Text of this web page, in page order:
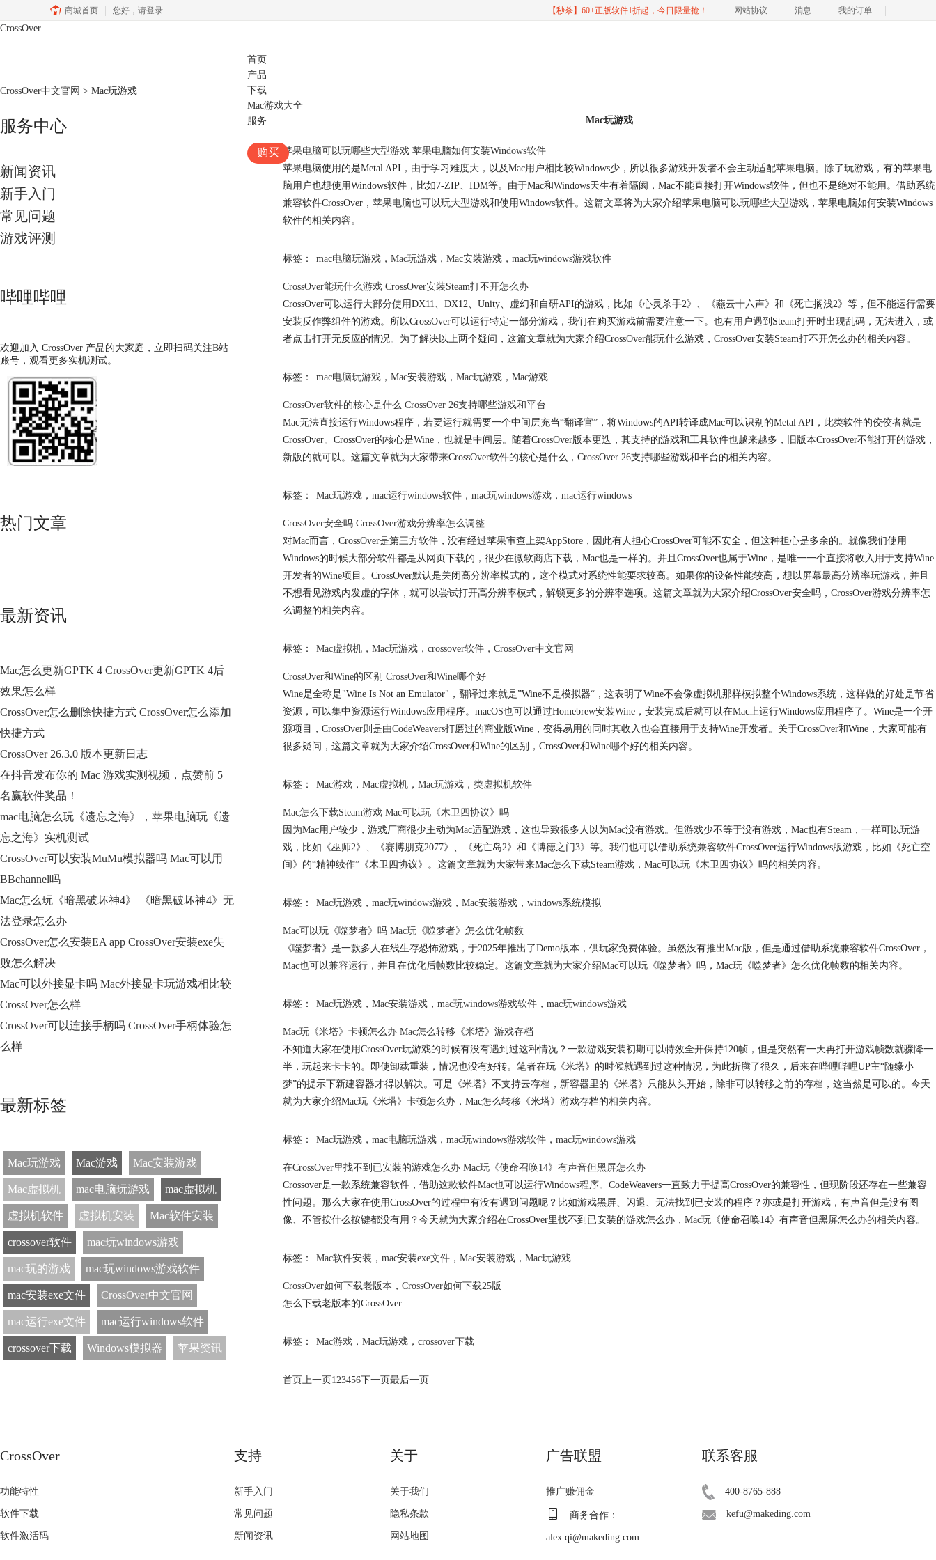
商城首页 您好， 请登录 【秒杀】60+正版软件1折起，今日限量抢！ 网站协议 消息 我的订单
CrossOver
首页
产品
下载
Mac游戏大全
服务
购买
CrossOver中文官网 > Mac玩游戏
服务中心
新闻资讯
新手入门
常见问题
游戏评测
哔哩哔哩
欢迎加入 CrossOver 产品的大家庭，立即扫码关注B站
账号，观看更多实机测试。
热门文章
最新资讯
Mac怎么更新GPTK 4 CrossOver更新GPTK 4后
效果怎么样
CrossOver怎么删除快捷方式 CrossOver怎么添加
快捷方式
CrossOver 26.3.0 版本更新日志
在抖音发布你的 Mac 游戏实测视频，点赞前 5
名赢软件奖品！
mac电脑怎么玩《遗忘之海》，苹果电脑玩《遗
忘之海》实机测试
CrossOver可以安装MuMu模拟器吗 Mac可以用
BBchannel吗
Mac怎么玩《暗黑破坏神4》 《暗黑破坏神4》无
法登录怎么办
CrossOver怎么安装EA app CrossOver安装exe失
败怎么解决
Mac可以外接显卡吗 Mac外接显卡玩游戏相比较
CrossOver怎么样
CrossOver可以连接手柄吗 CrossOver手柄体验怎
么样
最新标签
Mac玩游戏 Mac游戏 Mac安装游戏
Mac虚拟机 mac电脑玩游戏 mac虚拟机
虚拟机软件 虚拟机安装 Mac软件安装
crossover软件 mac玩windows游戏
mac玩的游戏 mac玩windows游戏软件
mac安装exe文件 CrossOver中文官网
mac运行exe文件 mac运行windows软件
crossover下载 Windows模拟器 苹果资讯
Mac玩游戏
苹果电脑可以玩哪些大型游戏 苹果电脑如何安装Windows软件
苹果电脑使用的是Metal API，由于学习难度大，以及Mac用户相比较Windows少，所以很多游戏开发者不会主动适配苹果电脑。除了玩游戏，有的苹果电
脑用户也想使用Windows软件，比如7-ZIP、IDM等。由于Mac和Windows天生有着隔阂，Mac不能直接打开Windows软件，但也不是绝对不能用。借助系统
兼容软件CrossOver，苹果电脑也可以玩大型游戏和使用Windows软件。这篇文章将为大家介绍苹果电脑可以玩哪些大型游戏，苹果电脑如何安装Windows
软件的相关内容。
标签： mac电脑玩游戏 ， Mac玩游戏 ， Mac安装游戏 ， mac玩windows游戏软件
CrossOver能玩什么游戏 CrossOver安装Steam打不开怎么办
CrossOver可以运行大部分使用DX11、DX12、Unity、虚幻和自研API的游戏，比如《心灵杀手2》、《燕云十六声》和《死亡搁浅2》等，但不能运行需要
安装反作弊组件的游戏。所以CrossOver可以运行特定一部分游戏，我们在购买游戏前需要注意一下。也有用户遇到Steam打开时出现乱码，无法进入，或
者点击打开无反应的情况。为了解决以上两个疑问，这篇文章就为大家介绍CrossOver能玩什么游戏，CrossOver安装Steam打不开怎么办的相关内容。
标签： mac电脑玩游戏 ， Mac安装游戏 ， Mac玩游戏 ， Mac游戏
CrossOver软件的核心是什么 CrossOver 26支持哪些游戏和平台
Mac无法直接运行Windows程序，若要运行就需要一个中间层充当“翻译官”，将Windows的API转译成Mac可以识别的Metal API，此类软件的佼佼者就是
CrossOver。CrossOver的核心是Wine，也就是中间层。随着CrossOver版本更迭，其支持的游戏和工具软件也越来越多，旧版本CrossOver不能打开的游戏，
新版的就可以。这篇文章就为大家带来CrossOver软件的核心是什么，CrossOver 26支持哪些游戏和平台的相关内容。
标签： Mac玩游戏 ， mac运行windows软件 ， mac玩windows游戏 ， mac运行windows
CrossOver安全吗 CrossOver游戏分辨率怎么调整
对Mac而言，CrossOver是第三方软件，没有经过苹果审查上架AppStore，因此有人担心CrossOver可能不安全，但这种担心是多余的。就像我们使用
Windows的时候大部分软件都是从网页下载的，很少在微软商店下载，Mac也是一样的。并且CrossOver也属于Wine，是唯一一个直接将收入用于支持Wine
开发者的Wine项目。CrossOver默认是关闭高分辨率模式的，这个模式对系统性能要求较高。如果你的设备性能较高，想以屏幕最高分辨率玩游戏，并且
不想看见游戏内发虚的字体，就可以尝试打开高分辨率模式，解锁更多的分辨率选项。这篇文章就为大家介绍CrossOver安全吗，CrossOver游戏分辨率怎
么调整的相关内容。
标签： Mac虚拟机 ， Mac玩游戏 ， crossover软件 ， CrossOver中文官网
CrossOver和Wine的区别 CrossOver和Wine哪个好
Wine是全称是"Wine Is Not an Emulator"，翻译过来就是”Wine不是模拟器“，这表明了Wine不会像虚拟机那样模拟整个Windows系统，这样做的好处是节省
资源，可以集中资源运行Windows应用程序。macOS也可以通过Homebrew安装Wine，安装完成后就可以在Mac上运行Windows应用程序了。Wine是一个开
源项目，CrossOver则是由CodeWeavers打磨过的商业版Wine，变得易用的同时其收入也会直接用于支持Wine开发者。关于CrossOver和Wine，大家可能有
很多疑问，这篇文章就为大家介绍CrossOver和Wine的区别，CrossOver和Wine哪个好的相关内容。
标签： Mac游戏 ， Mac虚拟机 ， Mac玩游戏 ， 类虚拟机软件
Mac怎么下载Steam游戏 Mac可以玩《木卫四协议》吗
因为Mac用户较少，游戏厂商很少主动为Mac适配游戏，这也导致很多人以为Mac没有游戏。但游戏少不等于没有游戏，Mac也有Steam，一样可以玩游
戏，比如《巫师2》、《赛博朋克2077》、《死亡岛2》和《博德之门3》等。我们也可以借助系统兼容软件CrossOver运行Windows版游戏，比如《死亡空
间》的“精神续作”《木卫四协议》。这篇文章就为大家带来Mac怎么下载Steam游戏，Mac可以玩《木卫四协议》吗的相关内容。
标签： Mac玩游戏 ， mac玩windows游戏 ， Mac安装游戏 ， windows系统模拟
Mac可以玩《噬梦者》吗 Mac玩《噬梦者》怎么优化帧数
《噬梦者》是一款多人在线生存恐怖游戏，于2025年推出了Demo版本，供玩家免费体验。虽然没有推出Mac版，但是通过借助系统兼容软件CrossOver，
Mac也可以兼容运行，并且在优化后帧数比较稳定。这篇文章就为大家介绍Mac可以玩《噬梦者》吗，Mac玩《噬梦者》怎么优化帧数的相关内容。
标签： Mac玩游戏 ， Mac安装游戏 ， mac玩windows游戏软件 ， mac玩windows游戏
Mac玩《米塔》卡顿怎么办 Mac怎么转移《米塔》游戏存档
不知道大家在使用CrossOver玩游戏的时候有没有遇到过这种情况？一款游戏安装初期可以特效全开保持120帧，但是突然有一天再打开游戏帧数就骤降一
半，玩起来卡卡的。即使卸载重装，情况也没有好转。笔者在玩《米塔》的时候就遇到过这种情况，为此折腾了很久，后来在哔哩哔哩UP主“随缘小
梦”的提示下新建容器才得以解决。可是《米塔》不支持云存档，新容器里的《米塔》只能从头开始，除非可以转移之前的存档，这当然是可以的。今天
就为大家介绍Mac玩《米塔》卡顿怎么办，Mac怎么转移《米塔》游戏存档的相关内容。
标签： Mac玩游戏 ， mac电脑玩游戏 ， mac玩windows游戏软件 ， mac玩windows游戏
在CrossOver里找不到已安装的游戏怎么办 Mac玩《使命召唤14》有声音但黑屏怎么办
Crossover是一款系统兼容软件，借助这款软件Mac也可以运行Windows程序。CodeWeavers一直致力于提高CrossOver的兼容性，但现阶段还存在一些兼容
性问题。那么大家在使用CrossOver的过程中有没有遇到问题呢？比如游戏黑屏、闪退、无法找到已安装的程序？亦或是打开游戏，有声音但是没有图
像、不管按什么按键都没有用？今天就为大家介绍在CrossOver里找不到已安装的游戏怎么办，Mac玩《使命召唤14》有声音但黑屏怎么办的相关内容。
标签： Mac软件安装 ， mac安装exe文件 ， Mac安装游戏 ， Mac玩游戏
CrossOver如何下载老版本，CrossOver如何下载25版
怎么下载老版本的CrossOver
标签： Mac游戏 ， Mac玩游戏 ， crossover下载
首页上一页123456下一页最后一页
CrossOver
功能特性
软件下载
软件激活码
支持
新手入门
常见问题
新闻资讯
关于
关于我们
隐私条款
网站地图
广告联盟
推广赚佣金
商务合作：
alex.qi@makeding.com
联系客服
400-8765-888
kefu@makeding.com